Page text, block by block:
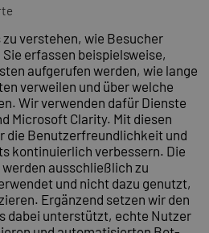
verstehen, wie Besucher
erfassen beispielsweise,
aufgerufen werden, wie lange
verweilen und über welche
Wir verwenden dafür Dienste
Microsoft Clarity. Mit diesen
die Benutzerfreundlichkeit und
kontinuierlich verbessern. Die
ausschließlich zu
und nicht dazu genutzt,
Ergänzend setzen wir den
dabei unterstützt, echte Nutzer